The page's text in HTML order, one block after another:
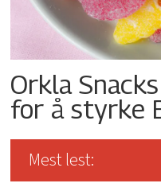
Orkla
for å styrke
Mest lest: